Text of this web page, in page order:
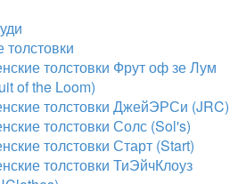
толстовки Фрут оф зе Лум
of the Loom)
толстовки ДжейЭРСи (JRC)
толстовки Солс (Sol's)
толстовки Старт (Start)
толстовки ТиЭйчКлоуз